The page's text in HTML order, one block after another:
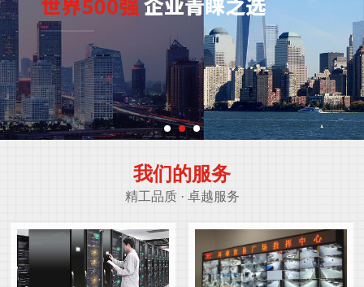
我们的服务
精工品质 · 卓越服务